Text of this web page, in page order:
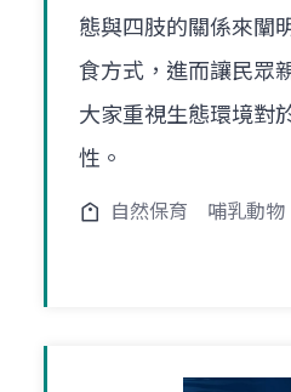
態與四肢的關係來闡
食方式，進而讓民眾
大家重視生態環境對
性。
自然保育 哺乳動物